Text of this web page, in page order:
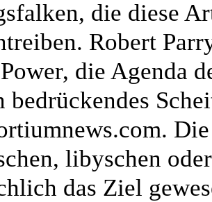
die diese
Robert
die Agenda
bedrückendes
libyschen
das Ziel